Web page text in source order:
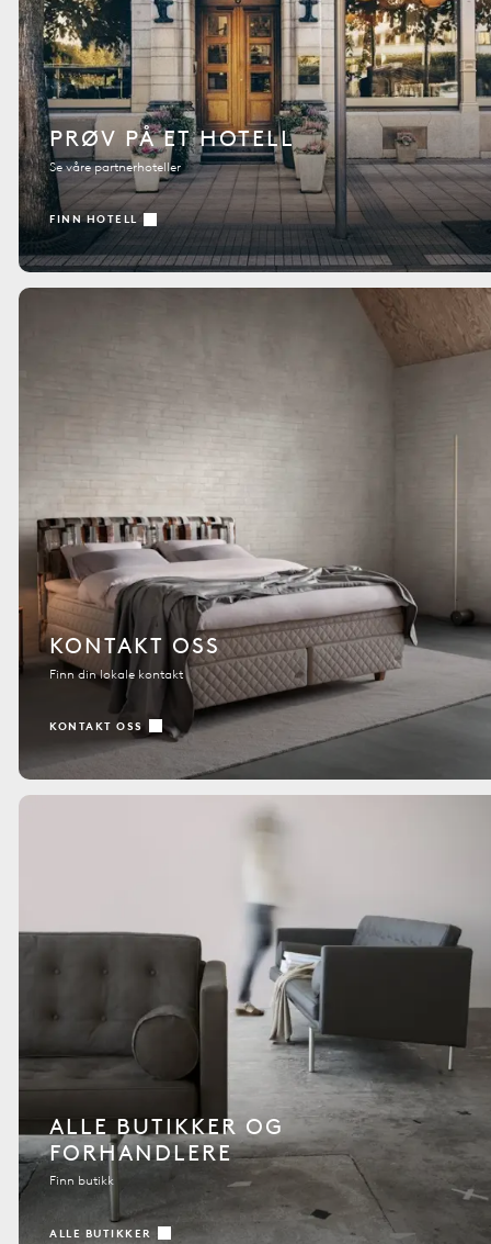
PRØV PÅ ET HOTELL
Se våre partnerhoteller
FINN HOTELL
KONTAKT OSS
Finn din lokale kontakt
KONTAKT OSS
ALLE BUTIKKER OG
FORHANDLERE
Finn butikk
ALLE BUTIKKER